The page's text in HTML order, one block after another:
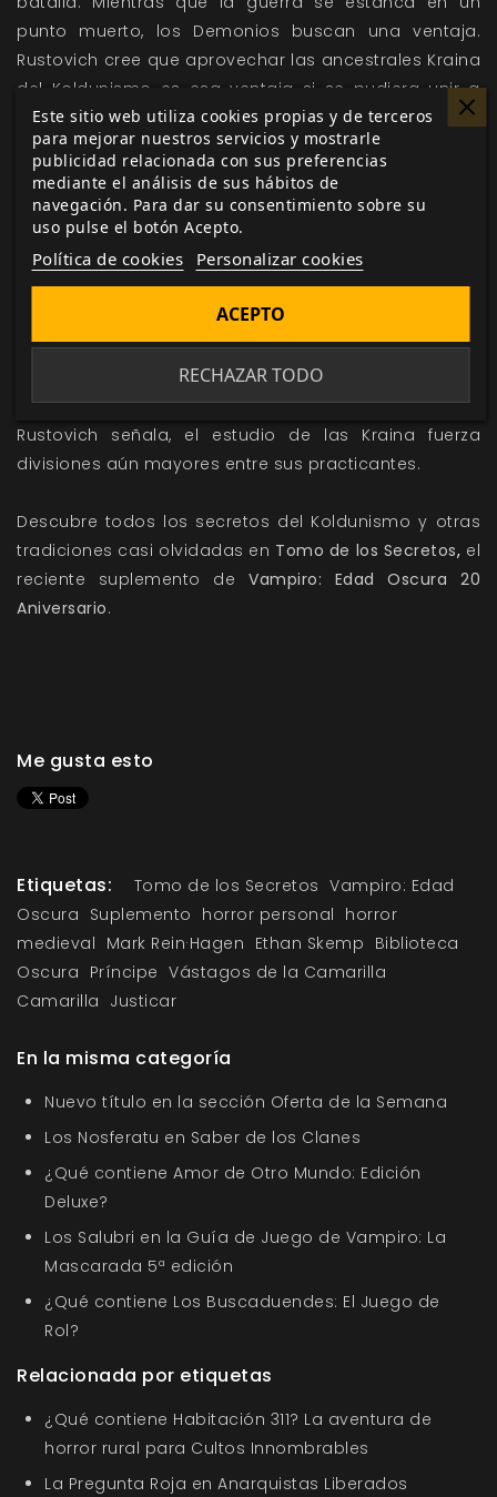
punto muerto, los Demonios buscan una ventaja.
Rustovich cree que aprovechar las ancestrales Kraina
del Koldunismo es esa ventaja si se pudiera unir a
todos los practicantes de la Disciplina en una acción
coordinada.
Los Tzimisce aplastarían por completo a sus
adversarios si las devastadoras fuerzas de la
naturaleza de las tierras que llaman hogar se
emparejan con el antinatural poder de la Vitae
Por gran incentivo que pueda ser, el Koldunismo es
una senda muy dividida. Contrariamente a lo que
Rustovich señala, el estudio de las Kraina fuerza
divisiones aún mayores entre sus practicantes.
Descubre todos los secretos del Koldunismo y otras
tradiciones casi olvidadas en Tomo de los Secretos, el
reciente suplemento de
Vampiro: Edad Oscura 20
Aniversario.
Me gusta esto
Etiquetas: Tomo de los Secretos Vampiro: Edad
Oscura Suplemento horror personal horror
medieval Mark Rein·Hagen Ethan Skemp Biblioteca
Oscura Príncipe Vástagos de la Camarilla
Camarilla Justicar
En la misma categoría
Nuevo título en la sección Oferta de la Semana
Los Nosferatu en Saber de los Clanes
¿Qué contiene Amor de Otro Mundo: Edición
Deluxe?
Los Salubri en la Guía de Juego de Vampiro: La
Mascarada 5ª edición
¿Qué contiene Los Buscaduendes: El Juego de
Rol?
Relacionada por etiquetas
¿Qué contiene Habitación 311? La aventura de
horror rural para Cultos Innombrables
La Pregunta Roja en Anarquistas Liberados
Este sitio web utiliza cookies propias y de terceros
para mejorar nuestros servicios y mostrarle
publicidad relacionada con sus preferencias
mediante el análisis de sus hábitos de
navegación. Para dar su consentimiento sobre su
uso pulse el botón Acepto.
Política de cookies Personalizar cookies
RECHAZAR TODO
ACEPTO